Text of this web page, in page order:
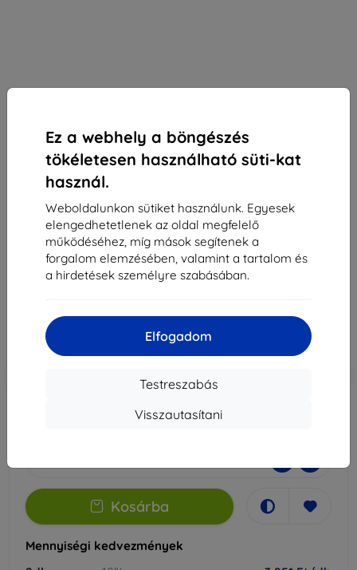
Ez a webhely a böngészés
tökéletesen használható süti-kat
használ.
Weboldalunkon sütiket használunk. Egyesek
elengedhetetlenek az oldal megfelelő
működéséhez, míg mások segítenek a
forgalom elemzésében, valamint a tartalom és
a hirdetések személyre szabásában.
Elfogadom
Testreszabás
Visszautasítani
3mk SilverProtection+ védőfólia Nothing Phone
(3a) / (3a) Pro-hoz
Alkalmas: Google Pixel 3A Nothing Phone 3A Pro
4 390 Ft
3 951 Ft
Ár ÁFA nelkül
Kosárba
Mennyiségi kedvezmények